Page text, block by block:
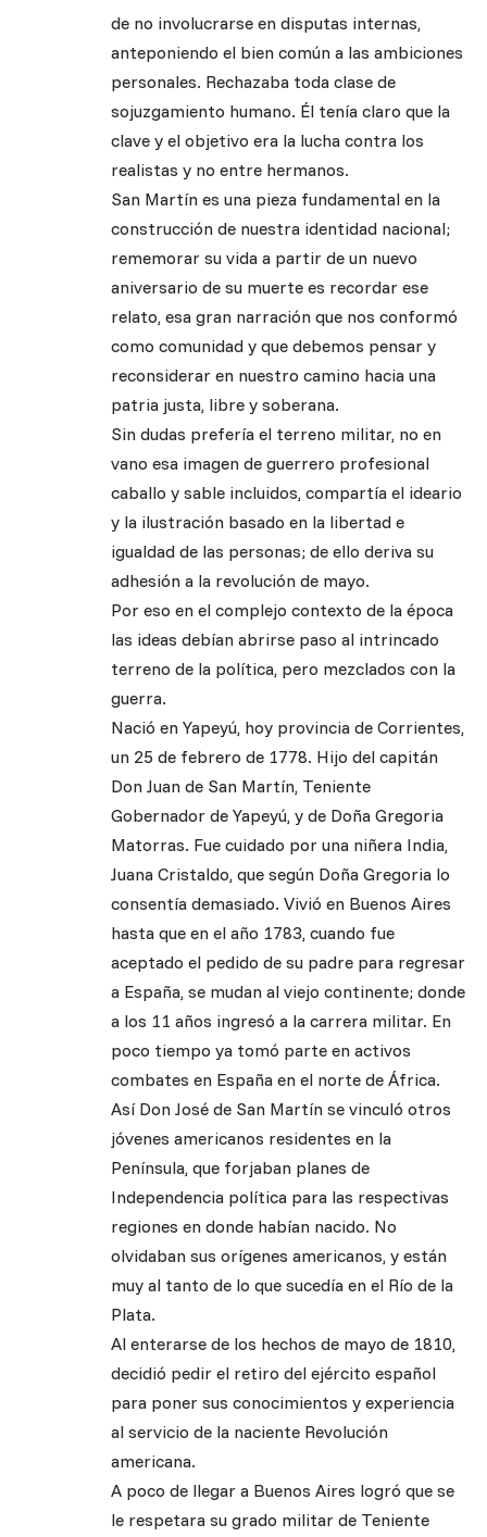
de no involucrarse en disputas internas,
anteponiendo el bien común a las ambiciones
personales. Rechazaba toda clase de
sojuzgamiento humano. Él tenía claro que la
clave y el objetivo era la lucha contra los
realistas y no entre hermanos.
San Martín es una pieza fundamental en la
construcción de nuestra identidad nacional;
rememorar su vida a partir de un nuevo
aniversario de su muerte es recordar ese
relato, esa gran narración que nos conformó
como comunidad y que debemos pensar y
reconsiderar en nuestro camino hacia una
patria justa, libre y soberana.
Sin dudas prefería el terreno militar, no en
vano esa imagen de guerrero profesional
caballo y sable incluidos, compartía el ideario
y la ilustración basado en la libertad e
igualdad de las personas; de ello deriva su
adhesión a la revolución de mayo.
Por eso en el complejo contexto de la época
las ideas debían abrirse paso al intrincado
terreno de la política, pero mezclados con la
guerra.
Nació en Yapeyú, hoy provincia de Corrientes,
un 25 de febrero de 1778. Hijo del capitán
Don Juan de San Martín, Teniente
Gobernador de Yapeyú, y de Doña Gregoria
Matorras. Fue cuidado por una niñera India,
Juana Cristaldo, que según Doña Gregoria lo
consentía demasiado. Vivió en Buenos Aires
hasta que en el año 1783, cuando fue
aceptado el pedido de su padre para regresar
a España, se mudan al viejo continente; donde
a los 11 años ingresó a la carrera militar. En
poco tiempo ya tomó parte en activos
combates en España en el norte de África.
Así Don José de San Martín se vinculó otros
jóvenes americanos residentes en la
Península, que forjaban planes de
Independencia política para las respectivas
regiones en donde habían nacido. No
olvidaban sus orígenes americanos, y están
muy al tanto de lo que sucedía en el Río de la
Plata.
Al enterarse de los hechos de mayo de 1810,
decidió pedir el retiro del ejército español
para poner sus conocimientos y experiencia
al servicio de la naciente Revolución
americana.
A poco de llegar a Buenos Aires logró que se
le respetara su grado militar de Teniente